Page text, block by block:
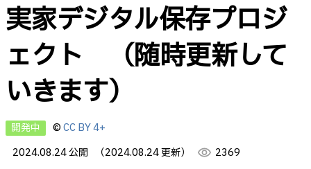
実家デジタル保存プロジ
ェクト （随時更新して
いきます）
開発中 ©CC BY 4+
2024.08.24 公開
（2024.08.24 更新） visibility 2369